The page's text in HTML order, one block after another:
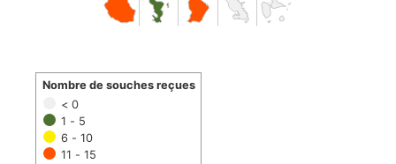
< 0
1 - 5
6 - 10
11 - 15
Nombre de souches reçues